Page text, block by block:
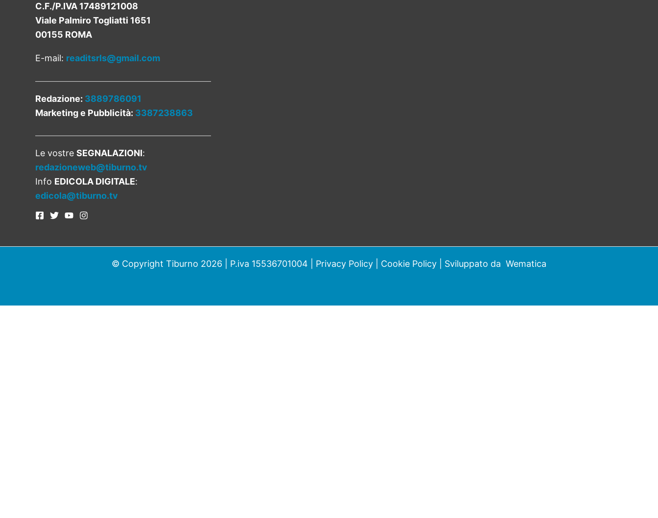
C.F./P.IVA 17489121008
Viale Palmiro Togliatti 1651
00155 ROMA
E-mail: readitsrls@gmail.com
Redazione: 3889786091
Marketing e Pubblicità: 3387238863
Le vostre SEGNALAZIONI:
redazioneweb@tiburno.tv
Info EDICOLA DIGITALE:
edicola@tiburno.tv
© Copyright Tiburno 2026 | P.iva 15536701004 | Privacy Policy Cookie Policy | Sviluppato da Wematica